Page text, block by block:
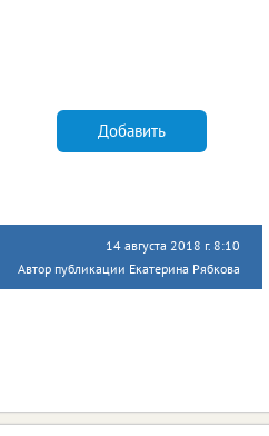
Добавить
14 августа 2018 г. 8:10
Автор публикации Екатерина Рябкова